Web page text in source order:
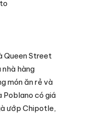
Queen Street
hàng
món ăn rẻ và
Poblano có giá
ướp Chipotle,